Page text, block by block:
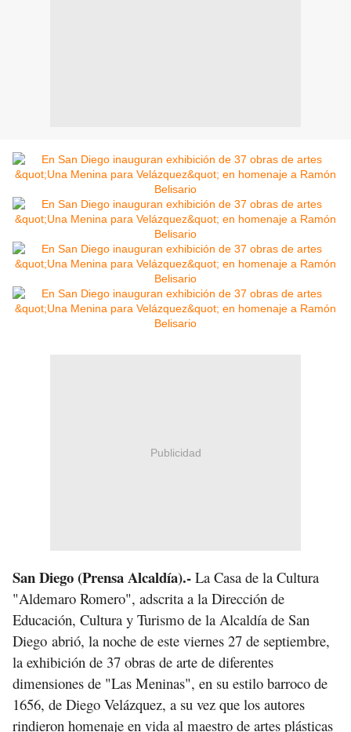
Publicidad
San Diego (Prensa Alcaldía).- La Casa de la Cultura
"Aldemaro Romero", adscrita a la Dirección de
Educación, Cultura y Turismo de la Alcaldía de San
Diego abrió, la noche de este viernes 27 de septiembre,
la exhibición de 37 obras de arte de diferentes
dimensiones de "Las Meninas", en su estilo barroco de
1656, de Diego Velázquez, a su vez que los autores
rindieron homenaje en vida al maestro de artes plásticas